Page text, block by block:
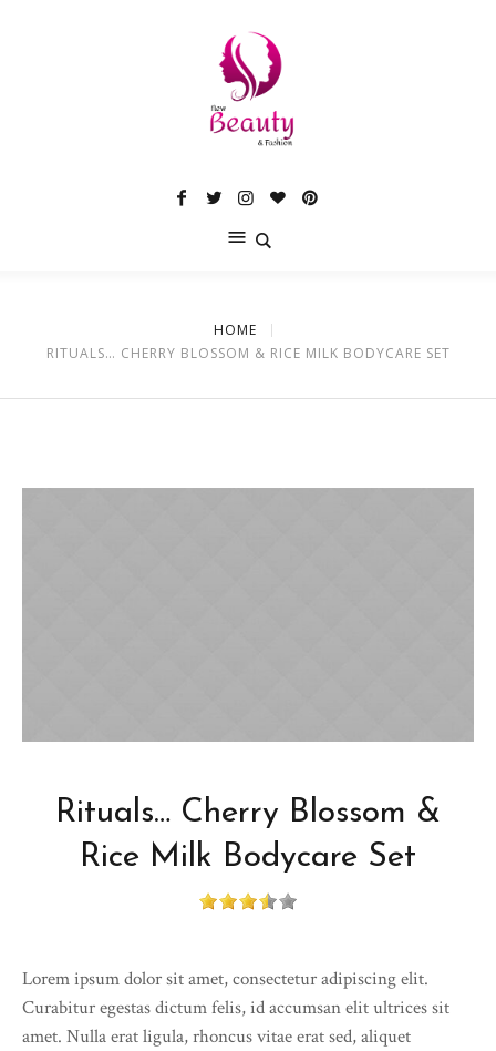
HOME
RITUALS… CHERRY BLOSSOM & RICE MILK BODYCARE SET
Rituals… Cherry Blossom &
Rice Milk Bodycare Set
Lorem ipsum dolor sit amet, consectetur adipiscing elit.
Curabitur egestas dictum felis, id accumsan elit ultrices sit
amet. Nulla erat ligula, rhoncus vitae erat sed, aliquet